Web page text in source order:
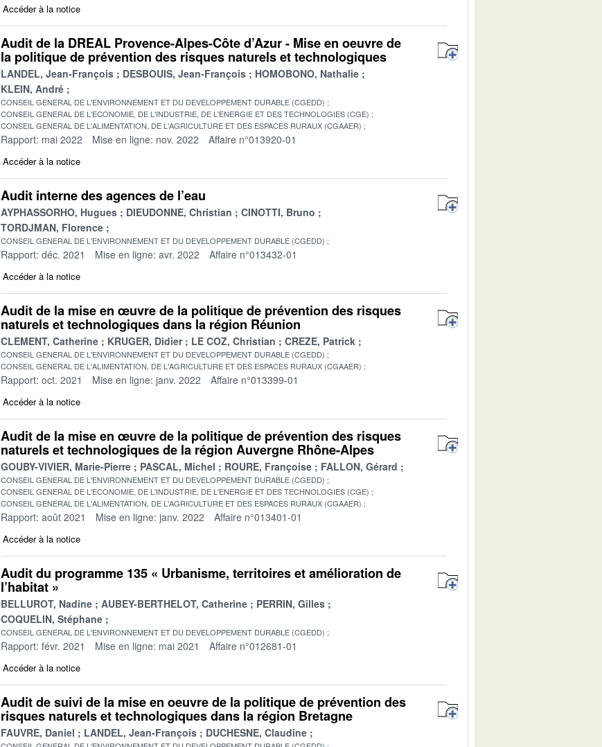
Accéder à la notice
Audit de la DREAL Provence-Alpes-Côte d’Azur - Mise en oeuvre de
la politique de prévention des risques naturels et technologiques
LANDEL, Jean-François DESBOUIS, Jean-François
HOMOBONO, Nathalie
KLEIN, André
CONSEIL GENERAL DE L'ENVIRONNEMENT ET DU DEVELOPPEMENT DURABLE (CGEDD)
CONSEIL GENERAL DE L'ECONOMIE, DE L'INDUSTRIE, DE L'ENERGIE ET DES TECHNOLOGIES (CGE)
CONSEIL GENERAL DE L'ALIMENTATION, DE L'AGRICULTURE ET DES ESPACES RURAUX (CGAAER)
Rapport: mai 2022 Mise en ligne: nov. 2022 Affaire n°013920-01
Accéder à la notice
Audit interne des agences de l’eau
AYPHASSORHO, Hugues DIEUDONNE, Christian
CINOTTI, Bruno
TORDJMAN, Florence
CONSEIL GENERAL DE L'ENVIRONNEMENT ET DU DEVELOPPEMENT DURABLE (CGEDD)
Rapport: déc. 2021 Mise en ligne: avr. 2022 Affaire n°013432-01
Accéder à la notice
Audit de la mise en œuvre de la politique de prévention des risques
naturels et technologiques dans la région Réunion
CLEMENT, Catherine KRUGER, Didier LE COZ, Christian CREZE, Patrick
CONSEIL GENERAL DE L'ENVIRONNEMENT ET DU DEVELOPPEMENT DURABLE (CGEDD)
CONSEIL GENERAL DE L'ALIMENTATION, DE L'AGRICULTURE ET DES ESPACES RURAUX (CGAAER)
Rapport: oct. 2021 Mise en ligne: janv. 2022 Affaire n°013399-01
Accéder à la notice
Audit de la mise en œuvre de la politique de prévention des risques
naturels et technologiques de la région Auvergne Rhône-Alpes
GOUBY-VIVIER, Marie-Pierre PASCAL, Michel ROURE, Françoise FALLON, Gérard
CONSEIL GENERAL DE L'ENVIRONNEMENT ET DU DEVELOPPEMENT DURABLE (CGEDD)
CONSEIL GENERAL DE L'ECONOMIE, DE L'INDUSTRIE, DE L'ENERGIE ET DES TECHNOLOGIES (CGE)
CONSEIL GENERAL DE L'ALIMENTATION, DE L'AGRICULTURE ET DES ESPACES RURAUX (CGAAER)
Rapport: août 2021 Mise en ligne: janv. 2022 Affaire n°013401-01
Accéder à la notice
Audit du programme 135 « Urbanisme, territoires et amélioration de
l’habitat »
BELLUROT, Nadine AUBEY-BERTHELOT, Catherine
PERRIN, Gilles
COQUELIN, Stéphane
CONSEIL GENERAL DE L'ENVIRONNEMENT ET DU DEVELOPPEMENT DURABLE (CGEDD)
Rapport: févr. 2021 Mise en ligne: mai 2021 Affaire n°012681-01
Accéder à la notice
Audit de suivi de la mise en oeuvre de la politique de prévention des
risques naturels et technologiques dans la région Bretagne
FAUVRE, Daniel LANDEL, Jean-François DUCHESNE, Claudine